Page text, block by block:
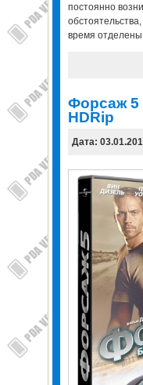
постоянно
время отделены
Форсаж 5
HDRip
Дата: